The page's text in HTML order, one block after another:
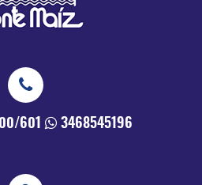
601 3468545196